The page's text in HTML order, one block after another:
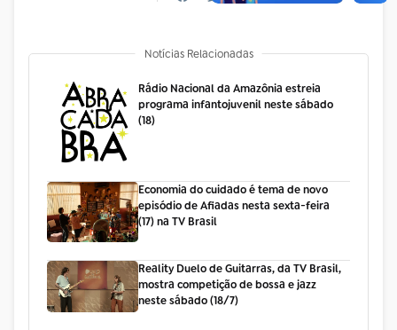
Notícias Relacionadas
Rádio Nacional da Amazônia estreia
programa infantojuvenil neste sábado
(18)
Economia do cuidado é tema de novo
episódio de Afiadas nesta sexta-feira
(17) na TV Brasil
Reality Duelo de Guitarras, da TV Brasil,
mostra competição de bossa e jazz
neste sábado (18/7)